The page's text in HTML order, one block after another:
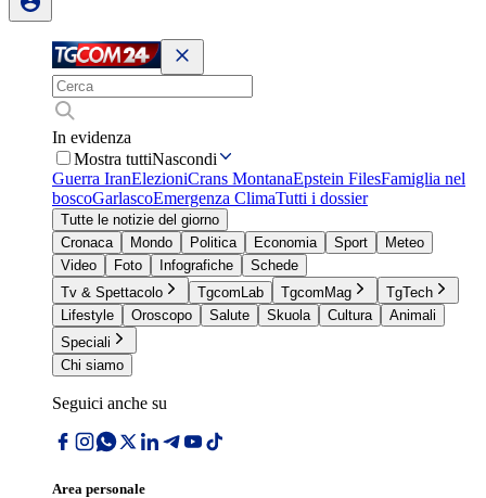
In evidenza
Mostra tuttiNascondi
Guerra IranElezioniCrans MontanaEpstein FilesFamiglia nel
boscoGarlascoEmergenza ClimaTutti i dossier
Tutte le notizie del giorno
Cronaca
Mondo Politica Economia Sport
Meteo
Video
Foto Infografiche
Schede
Tv & Spettacolo
TgcomLab TgcomMag
TgTech
Lifestyle
Oroscopo Salute Skuola Cultura
Animali
Speciali
Chi siamo
Seguici anche su
Area personale